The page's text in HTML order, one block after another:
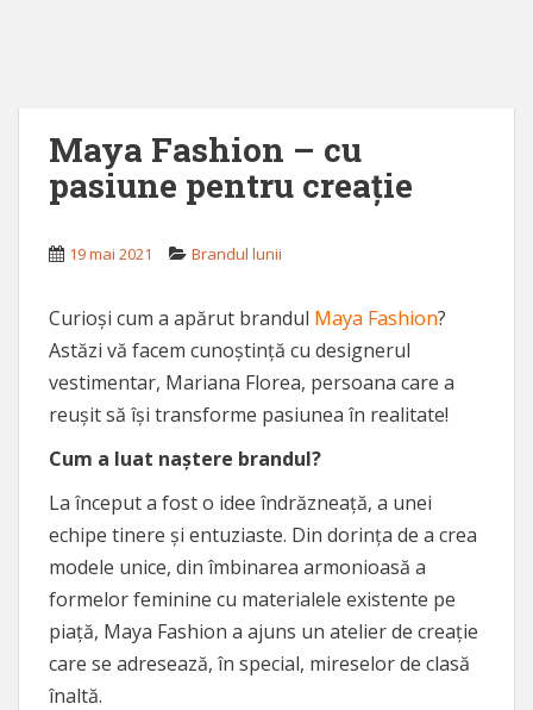
Maya Fashion – cu
pasiune pentru creație
19 mai 2021 Brandul lunii
Curioși cum a apărut brandul Maya Fashion?
Astăzi vă facem cunoștință cu designerul
vestimentar, Mariana Florea, persoana care a
reușit să își transforme pasiunea în realitate!
Cum a luat naștere brandul?
La început a fost o idee îndrăzneață, a unei
echipe tinere și entuziaste. Din dorința de a crea
modele unice, din îmbinarea armonioasă a
formelor feminine cu materialele existente pe
piață, Maya Fashion a ajuns un atelier de creație
care se adresează, în special, mireselor de clasă
înaltă.